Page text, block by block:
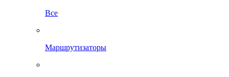
Все
Маршрутизаторы